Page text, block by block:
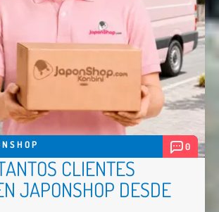
0
CLIENTES
JAPONSHOP DESDE